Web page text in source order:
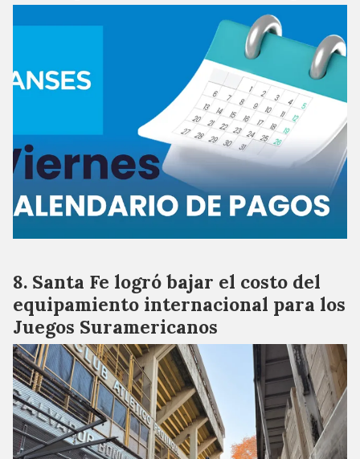
Santa Fe logró bajar el costo del
equipamiento internacional para los
Juegos Suramericanos